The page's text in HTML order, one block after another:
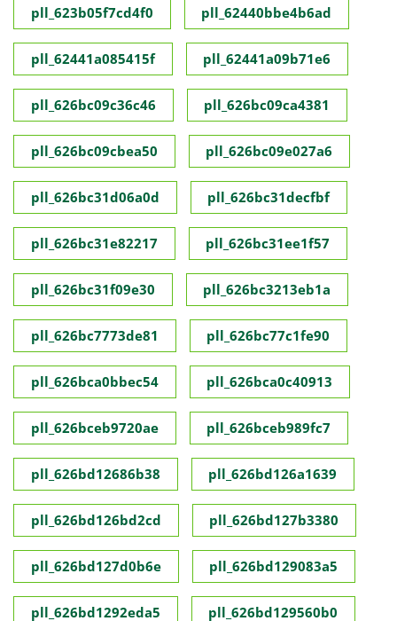
pll_623b05f7cd4f0 pll_62440bbe4b6ad
pll_62441a085415f pll_62441a09b71e6
pll_626bc09c36c46 pll_626bc09ca4381
pll_626bc09cbea50 pll_626bc09e027a6
pll_626bc31d06a0d pll_626bc31decfbf
pll_626bc31e82217 pll_626bc31ee1f57
pll_626bc31f09e30 pll_626bc3213eb1a
pll_626bc7773de81 pll_626bc77c1fe90
pll_626bca0bbec54 pll_626bca0c40913
pll_626bceb9720ae pll_626bceb989fc7
pll_626bd12686b38 pll_626bd126a1639
pll_626bd126bd2cd pll_626bd127b3380
pll_626bd127d0b6e pll_626bd129083a5
pll_626bd1292eda5 pll_626bd129560b0